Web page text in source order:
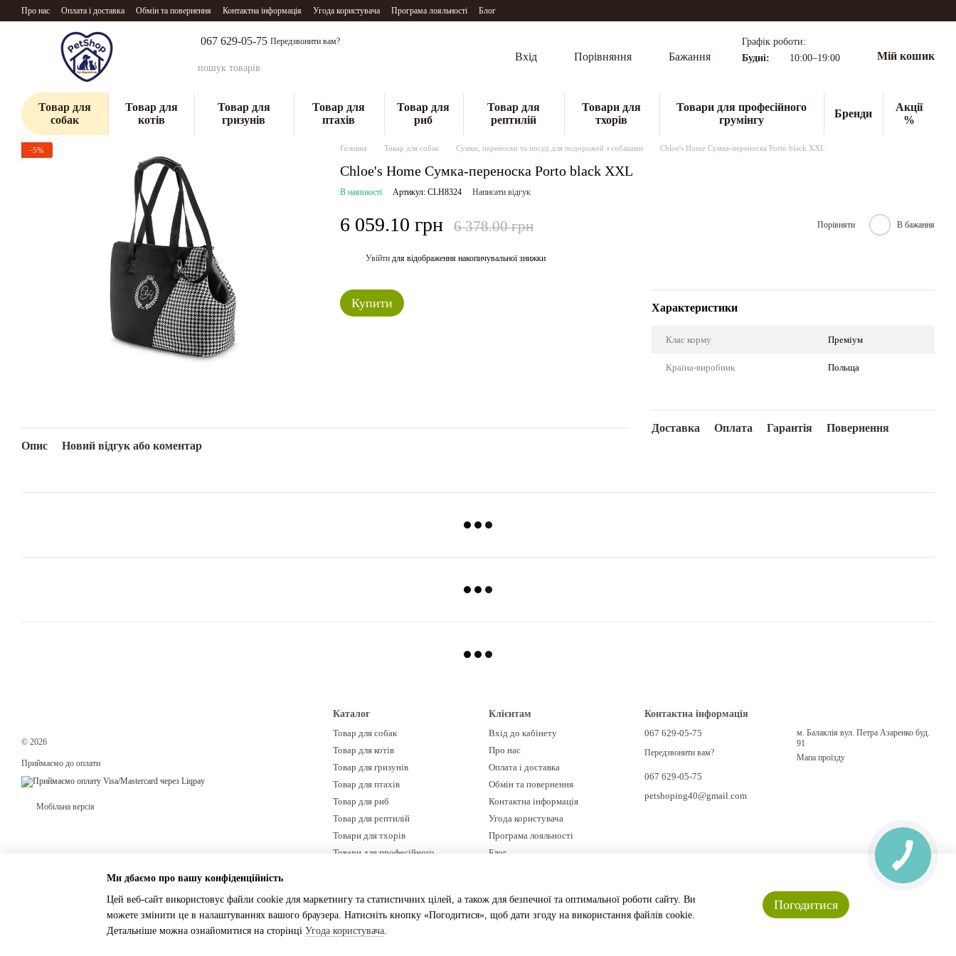
Перейти до основного контенту
Про нас Оплата і доставка Обмін та повернення Контактна інформація Угода користувача Програма лояльності Блог
067 629-05-75 Передзвонити вам?
Вхід Порівняння Бажання
Графік роботи:
Будні:
10:00–19:00 Мій кошик
Товар для
собак
Товар для
котів
Товар для
гризунів
Товар для
птахів
Товар для
риб
Товар для
рептилій
Товари для
тхорів
Товари для професійного
грумінгу
Бренди
Акції
%
−5% Головна Товар для собак Сумки, переноски та посуд для подорожей з собаками Chloe's Home Сумка-переноска Porto black XXL
Chloe's Home Сумка-переноска Porto black XXL
В наявності Артикул: CLH8324 Написати відгук
6 059.10 грн 6 378.00 грн Порівняти В бажання
Увійти для відображення накопичувальної знижки
Купити Характеристики
Клас корму Преміум
Країна-виробник Польща
Доставка Оплата Гарантія
Повернення
Опис
Новий відгук або коментар
© 2026
Приймаємо до оплати
Мобільна версія
Інтернет-магазин створений з Хорошоп
Каталог
Товар для собак
Товар для котів
Товар для гризунів
Товар для птахів
Товар для риб
Товар для рептилій
Товари для тхорів
Товари для професійного
Акції %
Клієнтам
Вхід до кабінету
Про нас
Оплата і доставка
Обмін та повернення
Контактна інформація
Угода користувача
Програма лояльності
Блог
Контактна інформація
067 629-05-75
Передзвонити вам?
067 629-05-75
petshoping40@gmail.com
м. Балаклія вул. Петра Азаренко буд.
91
Мапа проїзду
Ми дбаємо про вашу конфіденційність
Цей веб-сайт використовує файли cookie для маркетингу та статистичних цілей, а також для безпечної та оптимальної роботи сайту. Ви
можете змінити це в налаштуваннях вашого браузера. Натисніть кнопку «Погодитися», щоб дати згоду на використання файлів cookie.
Детальніше можна ознайомитися на сторінці Угода користувача.
Погодитися